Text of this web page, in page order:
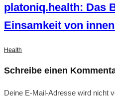
platoniq.health: Das
Einsamkeit von
Health
Schreibe einen
Deine E-Mail-Adresse wird nicht